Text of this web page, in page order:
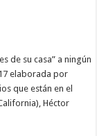
de su casa” a ningún
elaborada por
que están en el
Héctor